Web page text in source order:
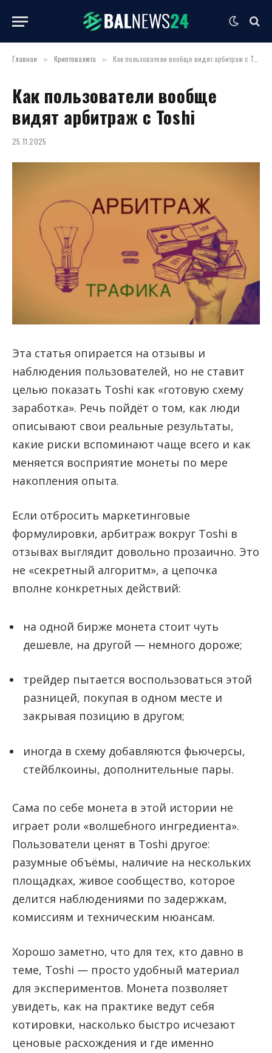
Главная » Криптовалюта » Как пользователи вообще видят арбитраж с Toshi
Как пользователи вообще
видят арбитраж с Toshi
25.11.2025
Эта статья опирается на отзывы и
наблюдения пользователей, но не ставит
целью показать Toshi как «готовую схему
заработка». Речь пойдёт о том, как люди
описывают свои реальные результаты,
какие риски вспоминают чаще всего и как
меняется восприятие монеты по мере
накопления опыта.
Если отбросить маркетинговые
формулировки, арбитраж вокруг Toshi в
отзывах выглядит довольно прозаично. Это
не «секретный алгоритм», а цепочка
вполне конкретных действий:
на одной бирже монета стоит чуть
дешевле, на другой — немного дороже;
трейдер пытается воспользоваться этой
разницей, покупая в одном месте и
закрывая позицию в другом;
иногда в схему добавляются фьючерсы,
стейблкоины, дополнительные пары.
Сама по себе монета в этой истории не
играет роли «волшебного ингредиента».
Пользователи ценят в Toshi другое:
разумные объёмы, наличие на нескольких
площадках, живое сообщество, которое
делится наблюдениями по задержкам,
комиссиям и техническим нюансам.
Хорошо заметно, что для тех, кто давно в
теме, Toshi — просто удобный материал
для экспериментов. Монета позволяет
увидеть, как на практике ведут себя
котировки, насколько быстро исчезают
ценовые расхождения и где именно